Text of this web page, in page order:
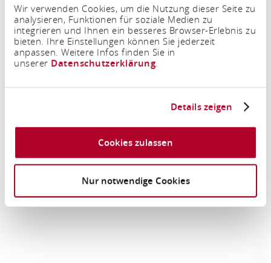
Wir verwenden Cookies, um die Nutzung dieser Seite zu
analysieren, Funktionen für soziale Medien zu
integrieren und Ihnen ein besseres Browser-Erlebnis zu
bieten. Ihre Einstellungen können Sie jederzeit
anpassen. Weitere Infos finden Sie in
unserer Datenschutzerklärung.
Details zeigen
Cookies zulassen
Nur notwendige Cookies